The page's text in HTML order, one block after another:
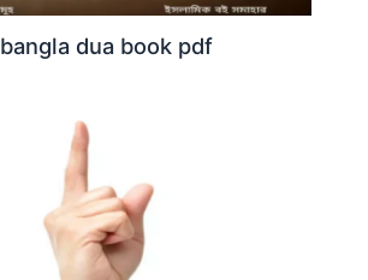
bangla dua book pdf